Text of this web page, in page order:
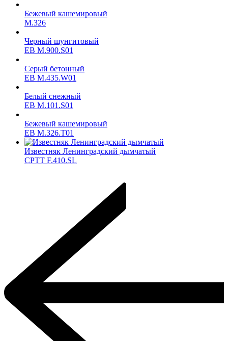
Бежевый кашемировый
M.326
Черный шунгитовый
ЕВ M.900.S01
Серый бетонный
ЕВ M.435.W01
Белый снежный
ЕВ M.101.S01
Бежевый кашемировый
ЕВ M.326.T01
Известняк Ленинградский дымчатый
CPTT F.410.SL